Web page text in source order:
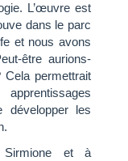
L’œuvre est
dans le parc
et nous avons
être aurions-
permettrait
développer les
et à